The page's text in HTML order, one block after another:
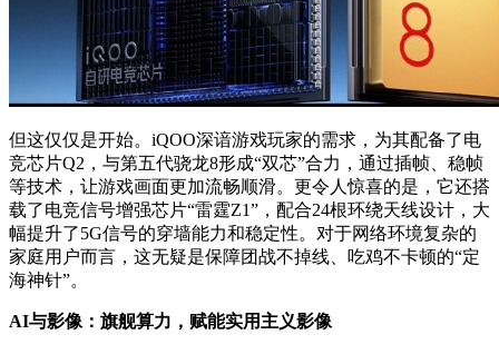
但这仅仅是开始。iQOO深谙游戏玩家的需求，为其配备了电
竞芯片Q2，与第五代骁龙8形成“双芯”合力，通过插帧、稳帧
等技术，让游戏画面更加流畅顺滑。更令人惊喜的是，它还搭
载了电竞信号增强芯片“雷霆Z1”，配合24根环绕天线设计，大
幅提升了5G信号的穿墙能力和稳定性。对于网络环境复杂的
家庭用户而言，这无疑是保障团战不掉线、吃鸡不卡顿的“定
海神针”。
AI与影像：旗舰算力，赋能实用主义影像